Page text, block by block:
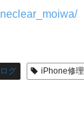
グ iPhone修理